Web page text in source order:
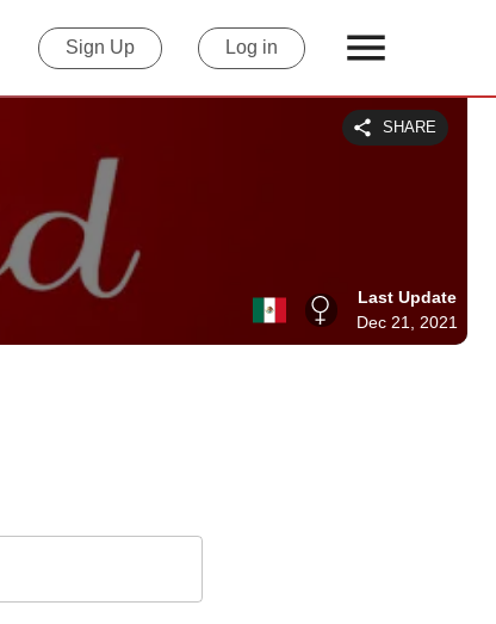
Sign Up Log in
SHARE
Last Update
Dec 21, 2021